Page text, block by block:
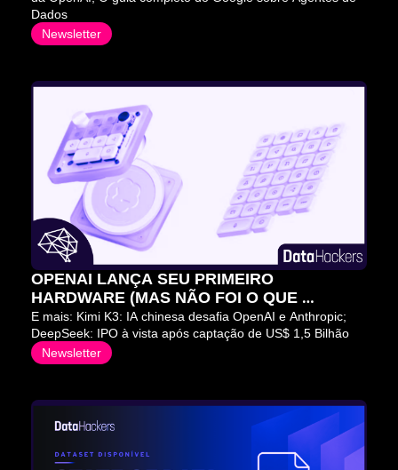
Dados
Newsletter
OPENAI LANÇA SEU PRIMEIRO
HARDWARE (MAS NÃO FOI O QUE
QUERÍAMOS) 😬
E mais: Kimi K3: IA chinesa desafia OpenAI e Anthropic;
DeepSeek: IPO à vista após captação de US$ 1,5 Bilhão
Newsletter